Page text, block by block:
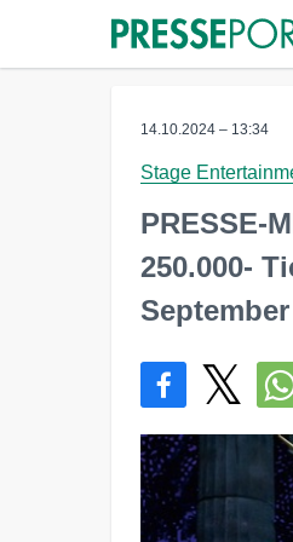
14.10.2024 – 13:34
Stage
PRESSE-
250.000-